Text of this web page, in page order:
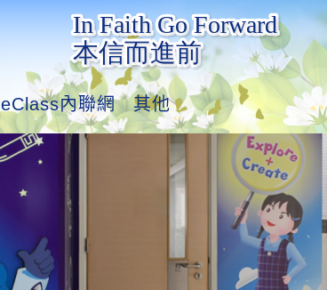
eClass內聯網 其他